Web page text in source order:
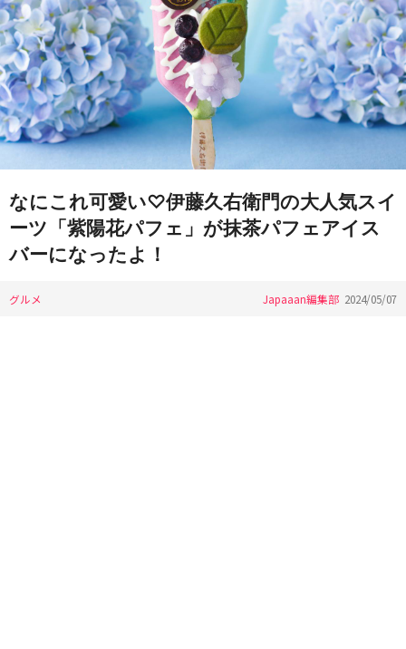
なにこれ可愛い♡伊藤久右衛門の大人気スイ
ーツ「紫陽花パフェ」が抹茶パフェアイス
バーになったよ！
グルメ Japaaan編集部 2024/05/07